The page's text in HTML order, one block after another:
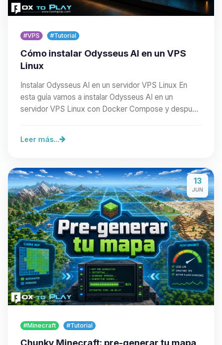
#VPS #Tutorial
Cómo instalar Odysseus AI en un VPS
Linux
Instalar Odysseus AI en un servidor VPS Linux En
esta guía vamos a instalar Odysseus AI en un
servidor VPS Linux con Docker Compose y después
Leer más...
13
JUN
#Minecraft #Tutorial
Chunky Minecraft: pre-generar tu mapa